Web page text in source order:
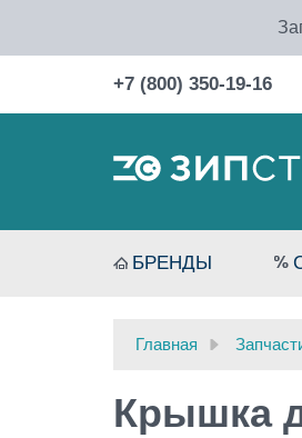
+7 (800) 350-19-16
БРЕНДЫ
Главная
Крышка